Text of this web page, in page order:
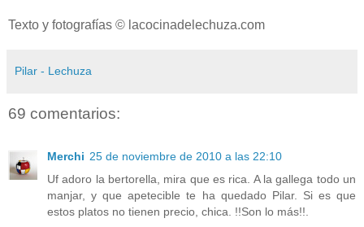
Texto y fotografías © lacocinadelechuza.com
Pilar - Lechuza
69 comentarios:
Merchi 25 de noviembre de 2010 a las 22:10
Uf adoro la bertorella, mira que es rica. A la gallega todo un
manjar, y que apetecible te ha quedado Pilar. Si es que
estos platos no tienen precio, chica. !!Son lo más!!.